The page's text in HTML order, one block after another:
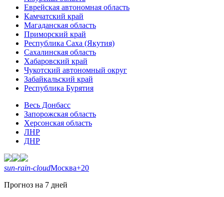
Еврейская автономная область
Камчатский край
Магаданская область
Приморский край
Республика Саха (Якутия)
Сахалинская область
Хабаровский край
Чукотский автономный округ
Забайкальский край
Республика Бурятия
Весь Донбасс
Запорожская область
Херсонская область
ЛНР
ДНР
sun-rain-cloudМосква+20
Прогноз на 7 дней